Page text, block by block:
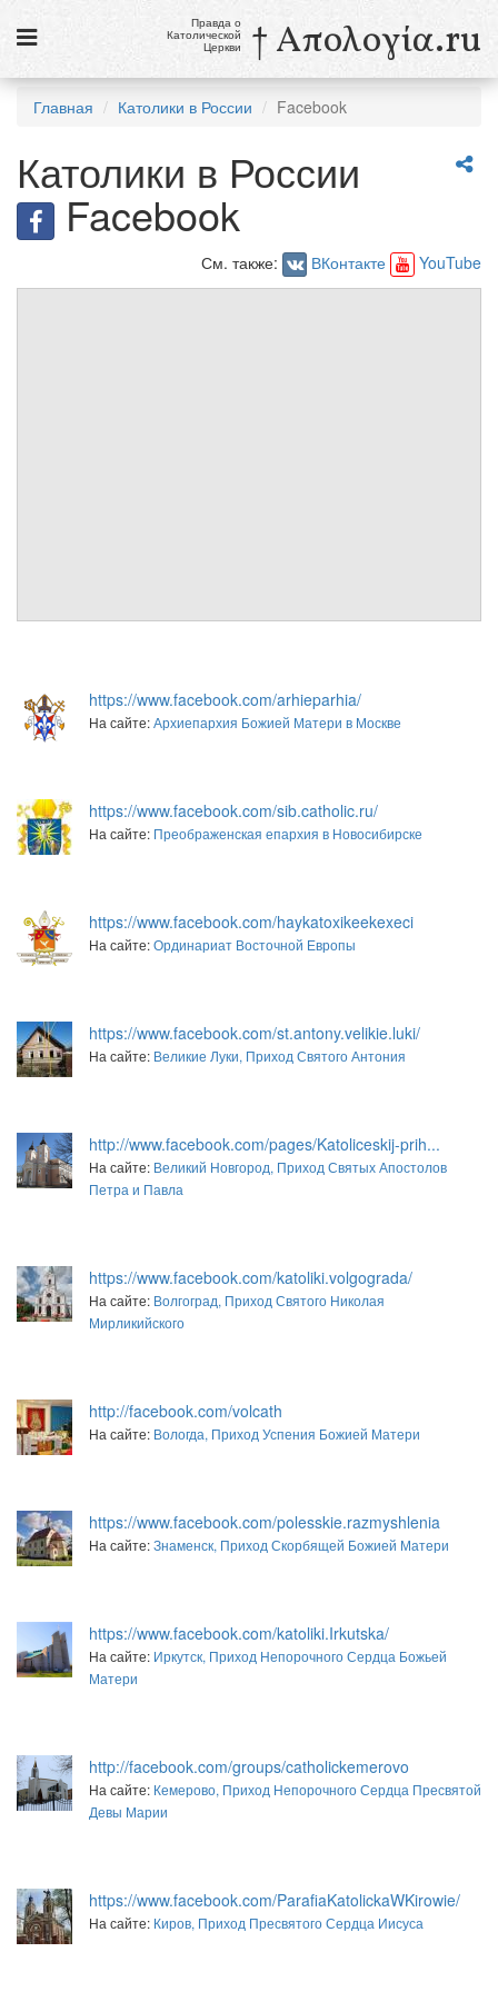
Католики в России
Галерея
Вход
Правда о
Католической
Церкви † Απολογία.ru
Главная Католики в России Facebook
Католики в России
Facebook
См. также: ВКонтакте YouTube
https://www.facebook.com/arhieparhia/
На сайте:Архиепархия Божией Матери в Москве
https://www.facebook.com/sib.catholic.ru/
На сайте: Преображенская епархия в Новосибирске
https://www.facebook.com/haykatoxikeekexeci
На сайте:Ординариат Восточной Европы
https://www.facebook.com/st.antony.velikie.luki/
На сайте: Великие Луки, Приход Святого Антония
http://www.facebook.com/pages/Katoliceskij-prih...
На сайте: Великий Новгород, Приход Святых Апостолов
Петра и Павла
https://www.facebook.com/katoliki.volgograda/
На сайте: Волгоград, Приход Святого Николая
Мирликийского
http://facebook.com/volcath
На сайте: Вологда, Приход Успения Божией Матери
https://www.facebook.com/polesskie.razmyshlenia
На сайте:Знаменск, Приход Скорбящей Божией Матери
https://www.facebook.com/katoliki.Irkutska/
На сайте: Иркутск, Приход Непорочного Сердца Божьей
Матери
http://facebook.com/groups/catholickemerovo
На сайте: Кемерово, Приход Непорочного Сердца Пресвятой
Девы Марии
https://www.facebook.com/ParafiaKatolickaWKirowie/
На сайте: Киров, Приход Пресвятого Сердца Иисуса